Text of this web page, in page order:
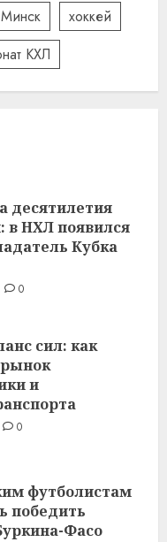
хоккей
КХЛ
десятилетия
в НХЛ появился
Кубка
0
сил: как
и
0
футболистам
победить
Фасо